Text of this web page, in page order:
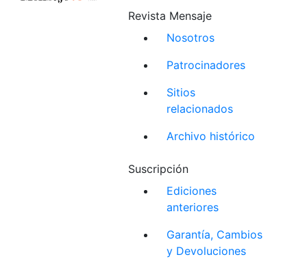
Revista Mensaje
Nosotros
Patrocinadores
Sitios
relacionados
Archivo histórico
Suscripción
Ediciones
anteriores
Garantía, Cambios
y Devoluciones